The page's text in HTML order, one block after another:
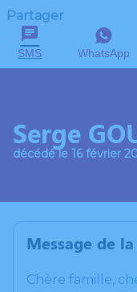
Partager
SMS WhatsApp
Serge
décédé le 16 février
Message de
Chère famille,